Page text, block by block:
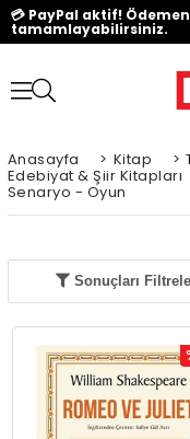
💳 PayPal aktif!
tamamlayabilirsiniz.
Anasayfa > Kitap >
Edebiyat & Şiir Kitapları
Senaryo - Oyun
Sonuçları Filtrele